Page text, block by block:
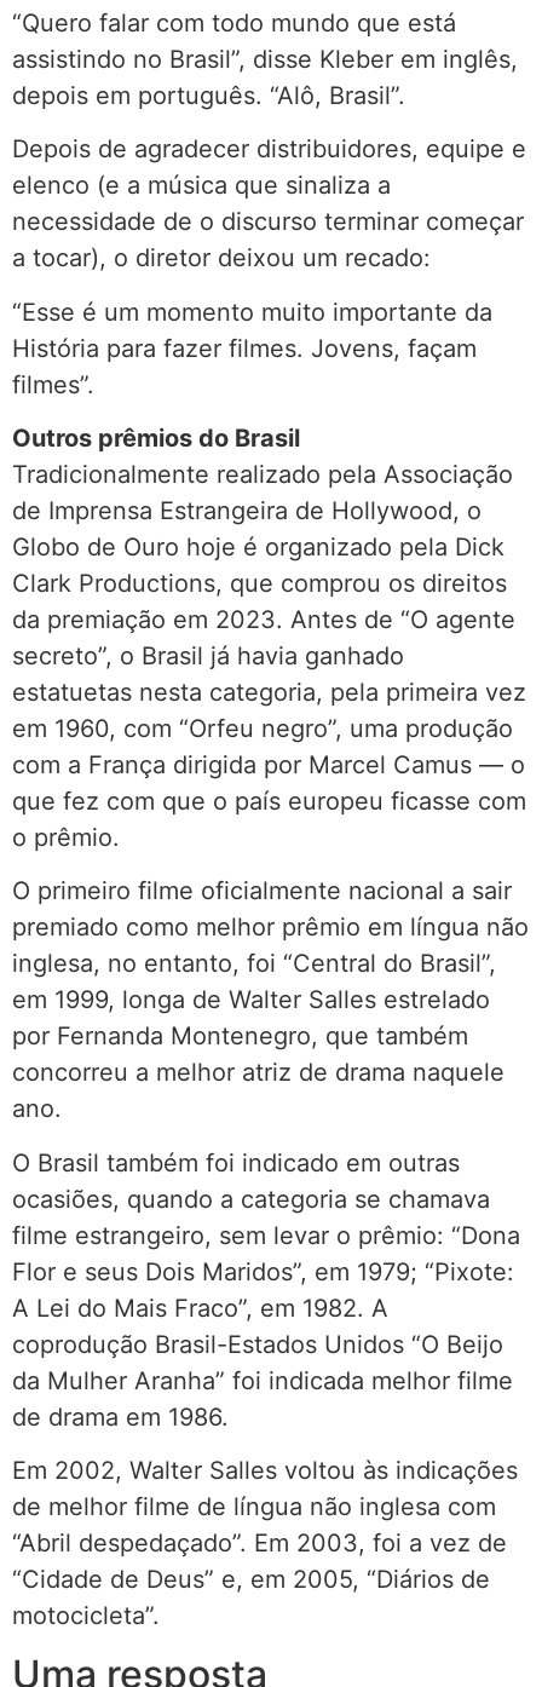
“Quero falar com todo mundo que está
assistindo no Brasil”, disse Kleber em inglês,
depois em português. “Alô, Brasil”.
Depois de agradecer distribuidores, equipe e
elenco (e a música que sinaliza a
necessidade de o discurso terminar começar
a tocar), o diretor deixou um recado:
“Esse é um momento muito importante da
História para fazer filmes. Jovens, façam
filmes”.
Outros prêmios do Brasil
Tradicionalmente realizado pela Associação
de Imprensa Estrangeira de Hollywood, o
Globo de Ouro hoje é organizado pela Dick
Clark Productions, que comprou os direitos
da premiação em 2023. Antes de “O agente
secreto”, o Brasil já havia ganhado
estatuetas nesta categoria, pela primeira vez
em 1960, com “Orfeu negro”, uma produção
com a França dirigida por Marcel Camus — o
que fez com que o país europeu ficasse com
o prêmio.
O primeiro filme oficialmente nacional a sair
premiado como melhor prêmio em língua não
inglesa, no entanto, foi “Central do Brasil”,
em 1999, longa de Walter Salles estrelado
por Fernanda Montenegro, que também
concorreu a melhor atriz de drama naquele
ano.
O Brasil também foi indicado em outras
ocasiões, quando a categoria se chamava
filme estrangeiro, sem levar o prêmio: “Dona
Flor e seus Dois Maridos”, em 1979; “Pixote:
A Lei do Mais Fraco”, em 1982. A
coprodução Brasil-Estados Unidos “O Beijo
da Mulher Aranha” foi indicada melhor filme
de drama em 1986.
Em 2002, Walter Salles voltou às indicações
de melhor filme de língua não inglesa com
“Abril despedaçado”. Em 2003, foi a vez de
“Cidade de Deus” e, em 2005, “Diários de
motocicleta”.
Uma resposta